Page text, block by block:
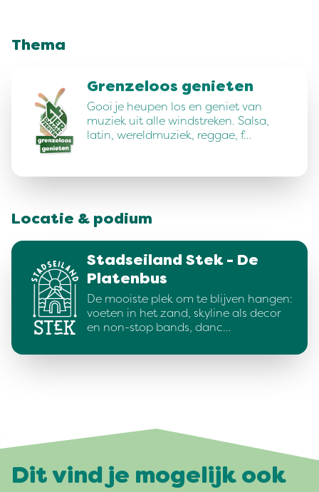
Thema
Grenzeloos genieten
Gooi je heupen los en geniet van
muziek uit alle windstreken. Salsa,
latin, wereldmuziek, reggae, f…
Locatie & podium
Stadseiland Stek - De
Platenbus
De mooiste plek om te blijven hangen:
voeten in het zand, skyline als decor
en non-stop bands, danc…
Dit vind je mogelijk ook